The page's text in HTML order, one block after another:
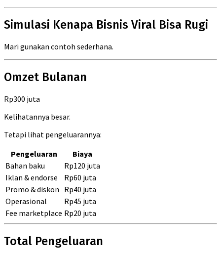
Simulasi Kenapa Bisnis Viral Bisa Rugi
Mari gunakan contoh sederhana.
Omzet Bulanan
Rp300 juta
Kelihatannya besar.
Tetapi lihat pengeluarannya:
Pengeluaran
Biaya
Bahan baku
Rp120 juta
Iklan & endorse
Rp60 juta
Promo & diskon Rp40 juta
Operasional
Rp45 juta
Fee marketplace Rp20 juta
Total Pengeluaran